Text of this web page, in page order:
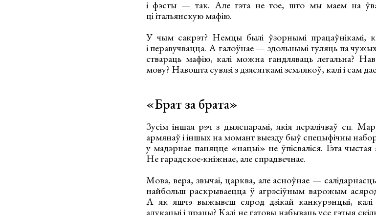
і фэсты — так. Але гэта не тое, што мы маем на
ці італьянскую мафію.
У чым сакрэт? Немцы былі ўзорнымі працаўнікамі,
і перавучвацца. А галоўнае — здольнымі гуляць па
ствараць мафію, калі можна гандляваць легальна?
мову? Навошта сувязі з дзясяткамі землякоў, калі і сам
«Брат за брата»
Зусім іншая рэч з дыяспарамі, якія пералічваў сп.
армянаў і іншых на момант выезду быў спецыфічны
у мадэрнае паняцце «нацыі» не ўпісваліся. Гэта
Не гарадское-кніжнае, але спрадвечнае.
Мова, вера, звычаі, царква, але асноўнае —
найбольш раскрываецца ў агрэсіўным варожым
А як яшчэ выжывеш сярод дзікай канкурэнцыі,
адукацыі і працы? Калі не гатовы набываць усе гэтыя